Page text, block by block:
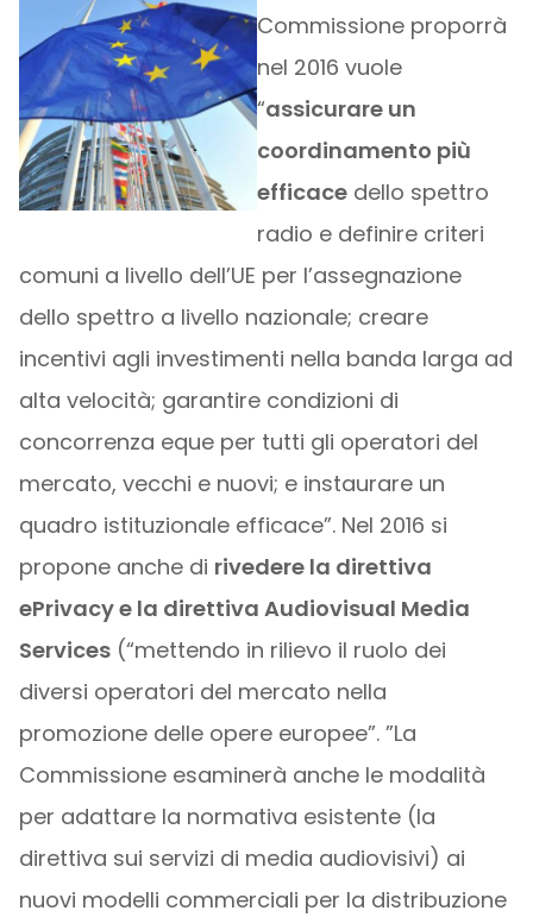
Commissione proporrà
nel 2016 vuole
“assicurare un
coordinamento più
efficacedello spettro
radio e definire criteri
comuni a livello dell’UE per l’assegnazione
dello spettro a livello nazionale; creare
incentivi agli investimenti nella banda larga ad
alta velocità; garantire condizioni di
concorrenza eque per tutti gli operatori del
mercato, vecchi e nuovi; e instaurare un
quadro istituzionale efficace”. Nel 2016 si
propone anche di rivedere la direttiva
ePrivacy e la direttiva Audiovisual Media
Services(“mettendo in rilievo il ruolo dei
diversi operatori del mercato nella
promozione delle opere europee”. ”La
Commissione esaminerà anche le modalità
per adattare la normativa esistente (la
direttiva sui servizi di media audiovisivi) ai
nuovi modelli commerciali per la distribuzione